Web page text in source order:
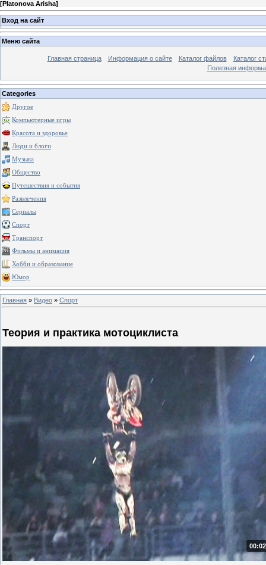
[Platonova Arisha]
Вход на сайт
Меню сайта
Главная страница Информация о сайте Каталог файлов
Каталог
Полезная
Categories
Другое
Компьютерные игры
Красота и здоровье
Люди и блоги
Музыка
Общество
Путешествия и события
Развлечения
Сериалы
Спорт
Транспорт
Фильмы и анимация
Хобби и образование
Юмор
Главная » Видео » Спорт
Теория и практика мотоциклиста